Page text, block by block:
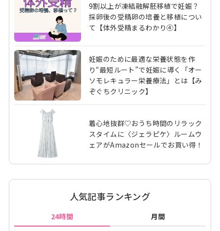
9割以上が凍結融解胚移植で妊娠？
採卵後の受精卵の培養と移植につい
て【体外受精まるわかり④】
妊娠のために最適な栄養状態を作
り“最短ルート”で妊娠に導く「オー
ソモレキュラー栄養療法」とは【み
ぞぐちクリニック】
着心地抜群♡おうち時間のリラック
スタイムに〈ジェラピケ〉ルームウ
ェアがAmazonセールでお買い得！
人気記事ランキング
24時間 月間